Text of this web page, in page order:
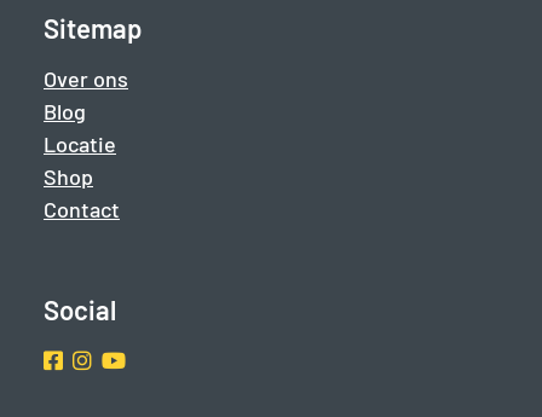
Sitemap
Over ons
Blog
Locatie
Shop
Contact
Social
Facebook
Instragram
Youtube